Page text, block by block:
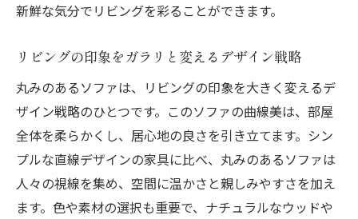
新鮮な気分でリビングを彩ることができます。
リビングの印象をガラリと変えるデザイン戦略
丸みのあるソファは、リビングの印象を大きく変えるデ
ザイン戦略のひとつです。このソファの曲線美は、部屋
全体を柔らかくし、居心地の良さを引き立てます。シン
プルな直線デザインの家具に比べ、丸みのあるソファは
人々の視線を集め、空間に温かさと親しみやすさを加え
ます。色や素材の選択も重要で、ナチュラルなウッドや